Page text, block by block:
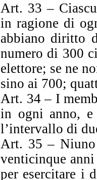
Art. 33 –
in ragione di
abbiano diritto
numero di 300
elettore; se ne
sino ai 700;
Art. 34 – I
in ogni anno, e
l’intervallo di
Art. 35 – Niuno
venticinque
per esercitare i